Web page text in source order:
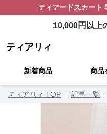
ティアードスカート
10,000円以上
ティアリィ
新着商品 商品
ティアリィ TOP › 記事一覧 ›